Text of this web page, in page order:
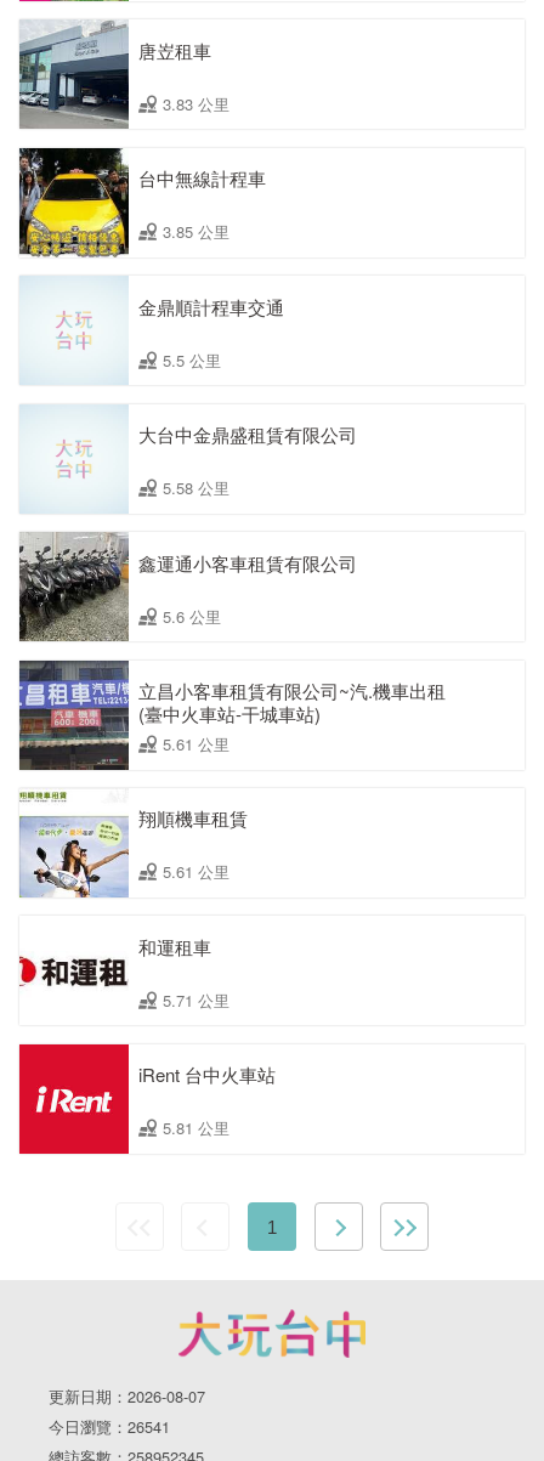
唐岦租車
3.83 公里
台中無線計程車
3.85 公里
金鼎順計程車交通
5.5 公里
大台中金鼎盛租賃有限公司
5.58 公里
鑫運通小客車租賃有限公司
5.6 公里
立昌小客車租賃有限公司~汽.機車出租
(臺中火車站-干城車站)
5.61 公里
翔順機車租賃
5.61 公里
和運租車
5.71 公里
iRent 台中火車站
5.81 公里
1
更新日期：2026-08-07
今日瀏覽：26541